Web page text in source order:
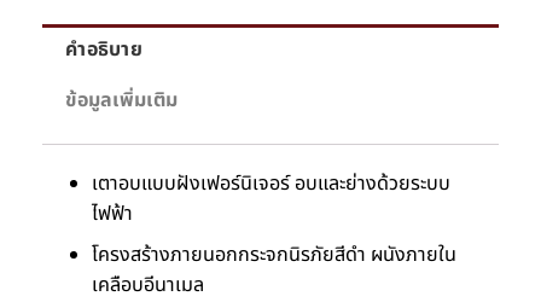
คำอธิบาย
ข้อมูลเพิ่มเติม
เตาอบแบบฝังเฟอร์นิเจอร์ อบและย่างด้วยระบบ
ไฟฟ้า
โครงสร้างภายนอกกระจกนิรภัยสีดำ ผนังภายใน
เคลือบอีนาเมล